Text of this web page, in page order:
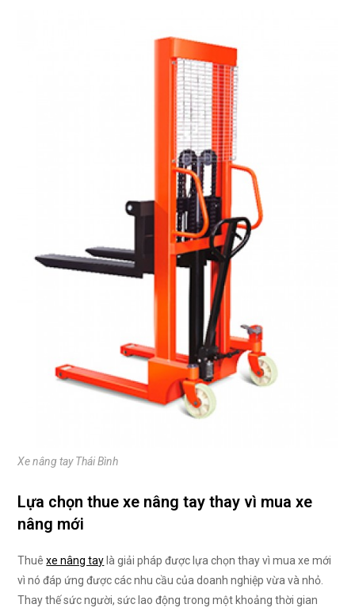
Xe nâng tay Thái Bình
Lựa chọn thue xe nâng tay thay vì mua xe
nâng mới
Thuêxe nâng tay là giải pháp được lựa chọn thay vì mua xe mới
vì nó đáp ứng được các nhu cầu của doanh nghiệp vừa và nhỏ.
Thay thế sức người, sức lao động trong một khoảng thời gian